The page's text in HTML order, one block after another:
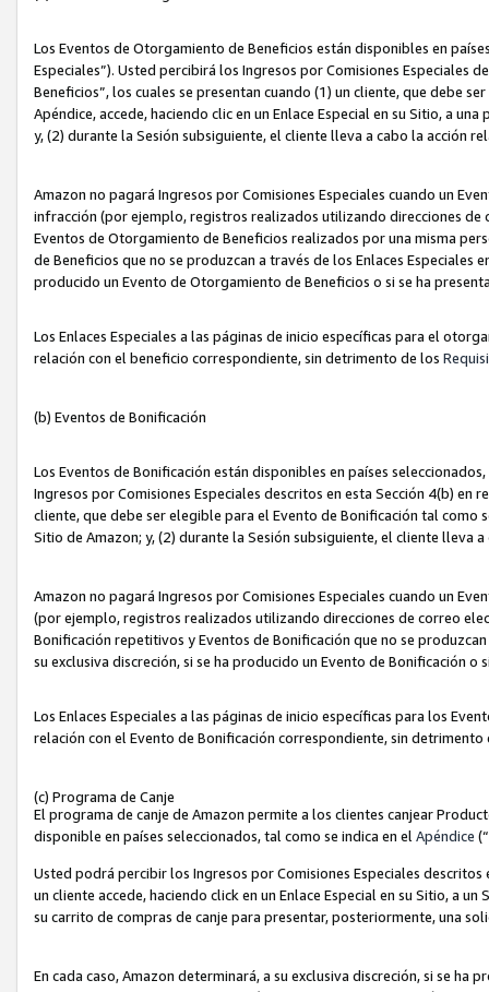
Los Eventos de Otorgamiento de Beneficios están disponibles en
Especiales”). Usted percibirá los Ingresos por Comisiones Especiales
Beneficios”, los cuales se presentan cuando (1) un cliente, que debe
Apéndice, accede, haciendo clic en un Enlace Especial en su Sitio, a
y, (2) durante la Sesión subsiguiente, el cliente lleva a cabo la acción
Amazon no pagará Ingresos por Comisiones Especiales cuando un
infracción (por ejemplo, registros realizados utilizando direcciones
Eventos de Otorgamiento de Beneficios realizados por una misma
de Beneficios que no se produzcan a través de los Enlaces Especiales
producido un Evento de Otorgamiento de Beneficios o si se ha
Los Enlaces Especiales a las páginas de inicio específicas para el
relación con el beneficio correspondiente, sin detrimento de los
(b) Eventos de Bonificación
Los Eventos de Bonificación están disponibles en países
Ingresos por Comisiones Especiales descritos en esta Sección 4(b) en
cliente, que debe ser elegible para el Evento de Bonificación tal como
Sitio de Amazon; y, (2) durante la Sesión subsiguiente, el cliente lleva
Amazon no pagará Ingresos por Comisiones Especiales cuando un
(por ejemplo, registros realizados utilizando direcciones de correo
Bonificación repetitivos y Eventos de Bonificación que no se
su exclusiva discreción, si se ha producido un Evento de Bonificación
Los Enlaces Especiales a las páginas de inicio específicas para los
relación con el Evento de Bonificación correspondiente, sin
(c) Programa de Canje
El programa de canje de Amazon permite a los clientes canjear
disponible en países seleccionados, tal como se indica en el Apéndice
Usted podrá percibir los Ingresos por Comisiones Especiales
un cliente accede, haciendo click en un Enlace Especial en su Sitio, a
su carrito de compras de canje para presentar, posteriormente, una
En cada caso, Amazon determinará, a su exclusiva discreción, si se